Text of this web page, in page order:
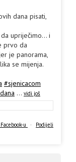
dana pisati,
upriječimo... i
prvo da
je panorama,
se mijenja.
#sjenicacom
... vidi još
u · Podijeli